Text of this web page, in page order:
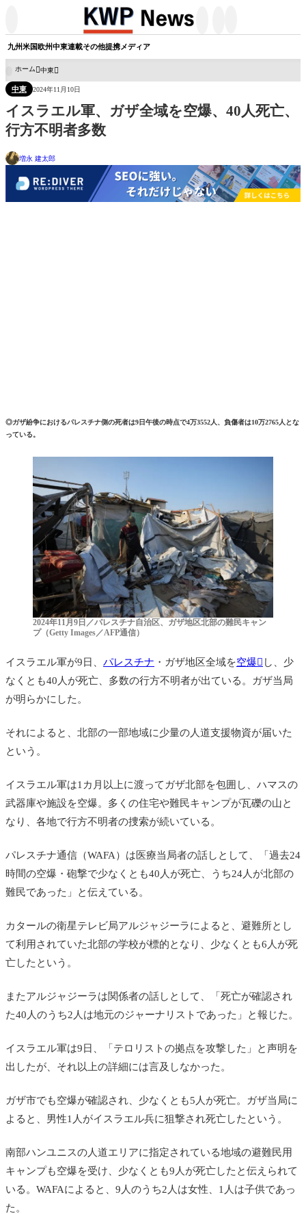
九州米国欧州中東連載その他提携メディア
ホーム 中東
中東 2024年11月10日
イスラエル軍、ガザ全域を空爆、40人死亡、
行方不明者多数
増永 建太郎
◎ガザ紛争におけるパレスチナ側の死者は9日午後の時点で4万3552人、負傷者は10万2765人とな
っている。
2024年11月9日／パレスチナ自治区、ガザ地区北部の難民キャン
プ（Getty Images／AFP通信）
イスラエル軍が9日、 パレスチナ ・ガザ地区全域を空爆
し、少
なくとも40人が死亡、多数の行方不明者が出ている。ガザ当局
が明らかにした。
それによると、北部の一部地域に少量の人道支援物資が届いた
という。
イスラエル軍は1カ月以上に渡ってガザ北部を包囲し、ハマスの
武器庫や施設を空爆。 多くの住宅や難民キャンプが瓦礫の山と
なり、各地で行方不明者の捜索が続いている。
パレスチナ通信（WAFA）は医療当局者の話しとして、「過去24
時間の空爆・砲撃で少なくとも40人が死亡、うち24人が北部の
難民であった」と伝えている。
カタールの衛星テレビ局アルジャジーラによると、避難所とし
て利用されていた北部の学校が標的となり、少なくとも6人が死
亡したという。
またアルジャジーラは関係者の話しとして、「死亡が確認され
た40人のうち2人は地元のジャーナリストであった」と報じた。
イスラエル軍は9日、「テロリストの拠点を攻撃した」と声明を
出したが、それ以上の詳細には言及しなかった。
ガザ市でも空爆が確認され、少なくとも5人が死亡。ガザ当局に
よると、男性1人がイスラエル兵に狙撃され死亡したという。
南部ハンユニスの人道エリアに指定されている地域の避難民用
キャンプも空爆を受け、少なくとも9人が死亡したと伝えられて
いる。WAFAによると、9人のうち2人は女性、1人は子供であっ
た。